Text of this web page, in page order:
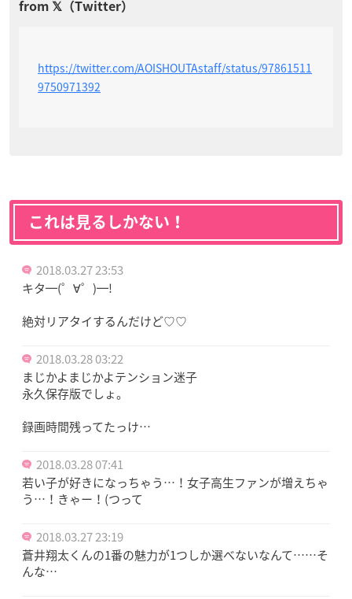
https://twitter.com/AOISHOUTAstaff/status/97861511
9750971392
これは見るしかない！
2018.03.27 23:53
キタ━(゜∀゜)━!
絶対リアタイするんだけど♡♡
2018.03.28 03:22
まじかよまじかよテンション迷子
永久保存版でしょ。
録画時間残ってたっけ…
2018.03.28 07:41
若い子が好きになっちゃう…！女子高生ファンが増えちゃ
う…！きゃー！(つって
2018.03.27 23:19
蒼井翔太くんの1番の魅力が1つしか選べないなんて……そ
んな…